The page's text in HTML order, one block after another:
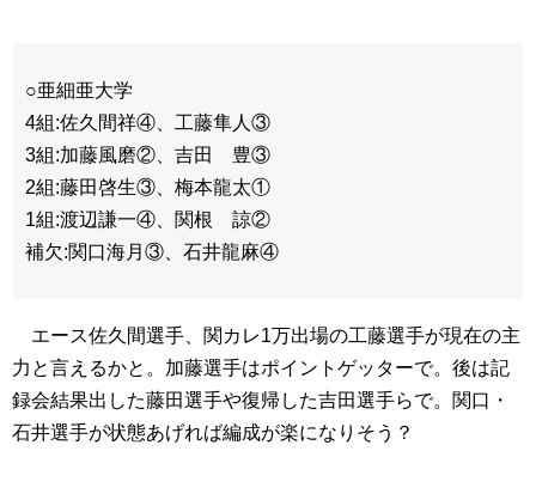
○亜細亜大学
4組:佐久間祥④、工藤隼人③
3組:加藤風磨②、吉田 豊③
2組:藤田啓生③、梅本龍太①
1組:渡辺謙一④、関根 諒②
補欠:関口海月③、石井龍麻④
エース佐久間選手、関カレ1万出場の工藤選手が現在の主
力と言えるかと。加藤選手はポイントゲッターで。後は記
録会結果出した藤田選手や復帰した吉田選手らで。関口・
石井選手が状態あげれば編成が楽になりそう？